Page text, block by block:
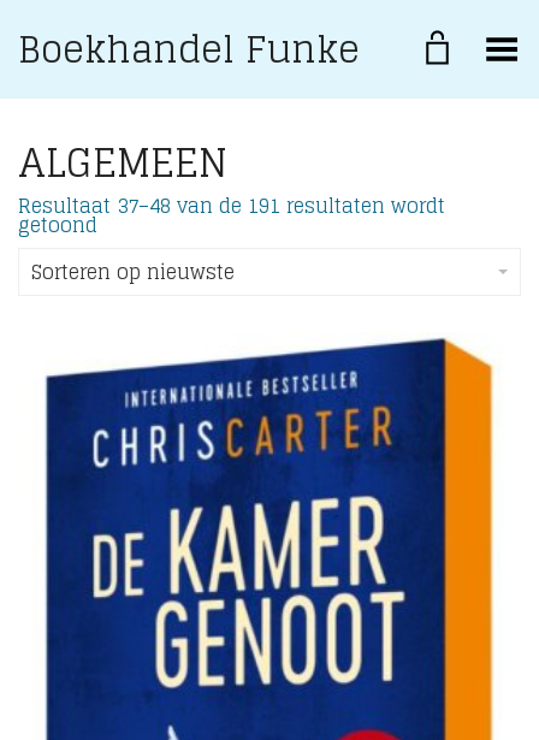
Boekhandel Funke Toggle Menu
ALGEMEEN
Resultaat 37–48 van de 191 resultaten wordt
getoondGesorteerd
nieuwste
Sorteren op nieuwste